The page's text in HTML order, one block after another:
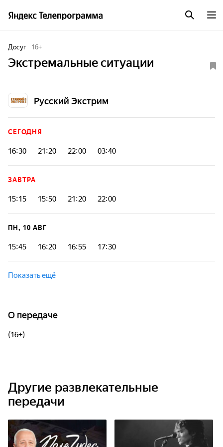
Досуг 16+
Экстремальные ситуации
Русский Экстрим
СЕГОДНЯ
16:30 21:20 22:00 03:40
ЗАВТРА
15:15 15:50 21:20 22:00
ПН, 10 АВГ
15:45 16:20 16:55 17:30
Показать ещё
О передаче
(16+)
Другие развлекательные
передачи